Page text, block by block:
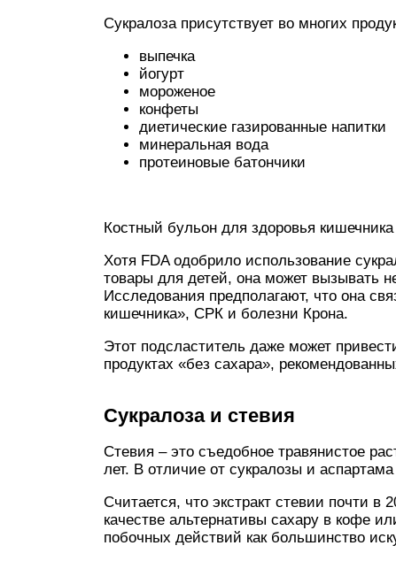
Сукралоза присутствует во многих
выпечка
йогурт
мороженое
конфеты
диетические газированные напитки
минеральная вода
протеиновые батончики
Костный бульон для здоровья
Хотя FDA одобрило использование
товары для детей, она может вызывать
Исследования предполагают, что она
кишечника», СРК и болезни Крона.
Этот подсластитель даже может
продуктах «без сахара»,
Сукралоза и стевия
Стевия – это съедобное травянистое
лет. В отличие от сукралозы и
Считается, что экстракт стевии почти
качестве альтернативы сахару в кофе
побочных действий как большинство